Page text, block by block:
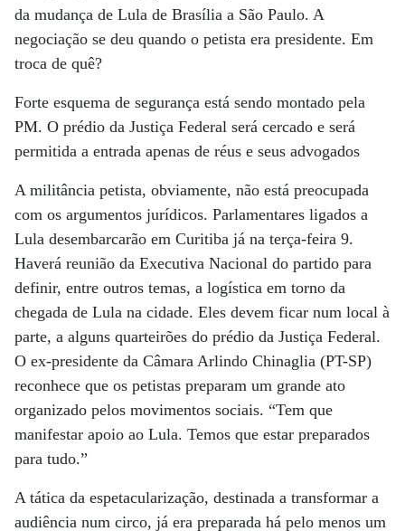
da mudança de Lula de Brasília a São Paulo. A
negociação se deu quando o petista era presidente. Em
troca de quê?
Forte esquema de segurança está sendo montado pela
PM. O prédio da Justiça Federal será cercado e será
permitida a entrada apenas de réus e seus advogados
A militância petista, obviamente, não está preocupada
com os argumentos jurídicos. Parlamentares ligados a
Lula desembarcarão em Curitiba já na terça-feira 9.
Haverá reunião da Executiva Nacional do partido para
definir, entre outros temas, a logística em torno da
chegada de Lula na cidade. Eles devem ficar num local à
parte, a alguns quarteirões do prédio da Justiça Federal.
O ex-presidente da Câmara Arlindo Chinaglia (PT-SP)
reconhece que os petistas preparam um grande ato
organizado pelos movimentos sociais. “Tem que
manifestar apoio ao Lula. Temos que estar preparados
para tudo.”
A tática da espetacularização, destinada a transformar a
audiência num circo, já era preparada há pelo menos um